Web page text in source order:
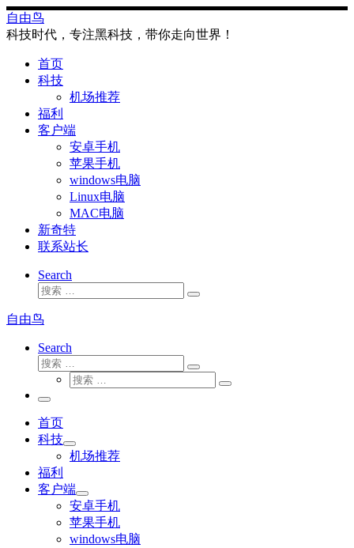
Skip
to
content
自由鸟
科技时代，专注黑科技，带你走向世界！
首页
科技
机场推荐
福利
客户端
安卓手机
苹果手机
windows电脑
Linux电脑
MAC电脑
新奇特
联系站长
Search
搜
搜
自由鸟
Search
搜
搜
索
搜
搜
主
菜
单
首页
科技
机场推荐
福利
客户端
安卓手机
苹果手机
windows电脑